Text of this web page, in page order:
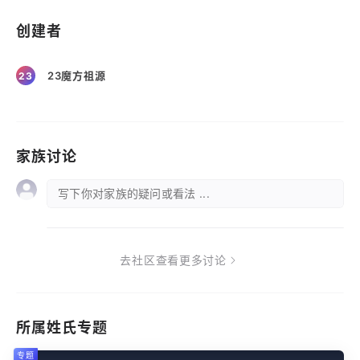
创建者
23 23魔方祖源
家族讨论
写下你对家族的疑问或看法 ...
去社区查看更多讨论
所属姓氏专题
专题